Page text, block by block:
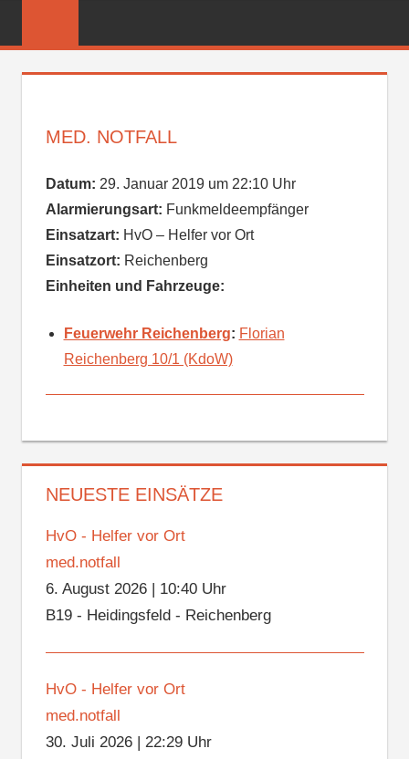
FEUERWEHR
MED. NOTFALL
Datum: 29. Januar 2019 um 22:10 Uhr
Alarmierungsart: Funkmeldeempfänger
Einsatzart: HvO – Helfer vor Ort
Einsatzort: Reichenberg
Einheiten und Fahrzeuge:
Feuerwehr Reichenberg: Florian
Reichenberg 10/1 (KdoW)
NEUESTE EINSÄTZE
HvO - Helfer vor Ort
med.notfall
6. August 2026| 10:40 Uhr
B19 - Heidingsfeld - Reichenberg
HvO - Helfer vor Ort
med.notfall
30. Juli 2026| 22:29 Uhr